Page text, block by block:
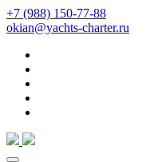
+7 (988) 150-77-88
okian@yachts-charter.ru